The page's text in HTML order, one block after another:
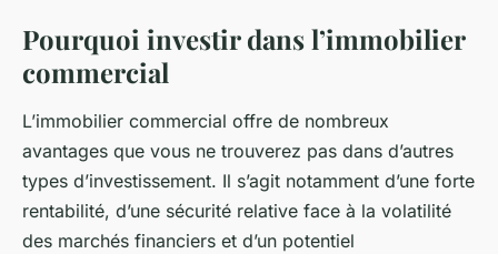
Pourquoi investir dans l’immobilier
commercial
L’immobilier commercial offre de nombreux
avantages que vous ne trouverez pas dans d’autres
types d’investissement. Il s’agit notamment d’une forte
rentabilité, d’une sécurité relative face à la volatilité
des marchés financiers et d’un potentiel